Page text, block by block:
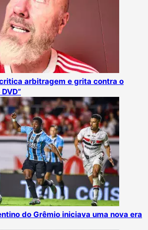
arbitragem e grita contra o
do Grêmio iniciava uma nova era